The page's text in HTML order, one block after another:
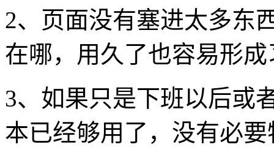
2、页面没有塞进太多东
在哪，用久了也容易形成
3、如果只是下班以后或
本已经够用了，没有必